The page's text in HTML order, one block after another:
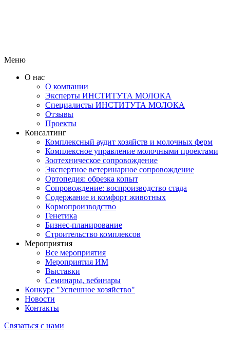
Меню
О нас
О компании
Эксперты ИНСТИТУТА МОЛОКА
Специалисты ИНСТИТУТА МОЛОКА
Отзывы
Проекты
Консалтинг
Комплексный аудит хозяйств и молочных ферм
Комплексное управление молочными проектами
Зоотехническое сопровождение
Экспертное ветеринарное сопровождение
Ортопедия: обрезка копыт
Сопровождение: воспроизводство стада
Содержание и комфорт животных
Кормопроизводство
Генетика
Бизнес-планирование
Строительство комплексов
Мероприятия
Все мероприятия
Мероприятия ИМ
Выставки
Семинары, вебинары
Конкурс "Успешное хозяйство"
Новости
Контакты
Связаться с нами